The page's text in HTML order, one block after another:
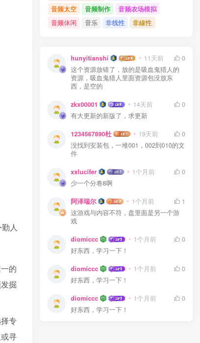
人
的
掘
专
寻
音频太空
音频制作
音频农场模拟
音频休闲
音乐 非线性 非線性
hunyitianshi 11天前
0
这个资源放错了，放的是吸血鬼猎人的
资源，吸血鬼猎人里面资源包没放东
西，是空的
zkx00001 14天前
0
有大更新的新版了，求更新
1234567890杜 19天前
0
没找到安装包，一堆001，002到010的文
件
xxlucifer 1个月前
0
少一个分卷8啊
阿泽瑞尔 1个月前
1
这游戏与内容不符，盘里面是另一个游
戏
diomiccc 1个月前
0
好东西，学习一下！
diomiccc 1个月前
0
好东西，学习一下！
diomiccc 1个月前
0
好东西，学习一下！